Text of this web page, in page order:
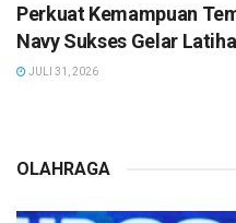
Perkuat Kemampuan
Navy Sukses Gelar
JULI 31, 2026
OLAHRAGA